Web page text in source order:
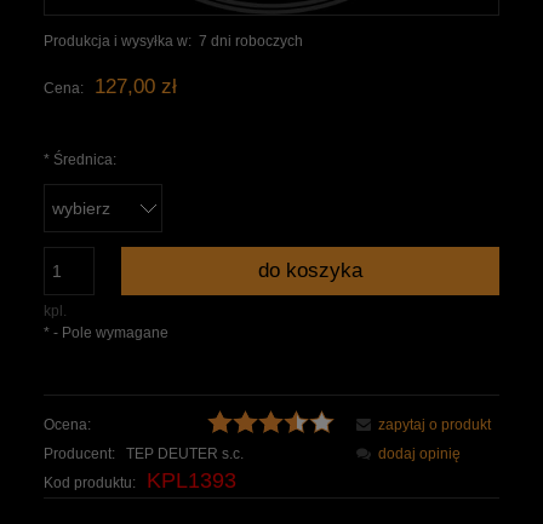
Produkcja i wysyłka w: 7 dni roboczych
Cena: 127,00 zł
* Średnica:
kpl.
do koszyka
* - Pole wymagane
Ocena:
Producent:
TEP DEUTER s.c.
Kod produktu:
KPL1393
zapytaj o produkt
dodaj opinię